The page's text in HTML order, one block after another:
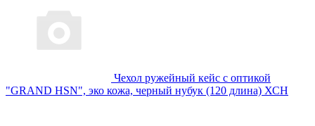
Чехол ружейный кейс с оптикой
"GRAND HSN", эко кожа, черный нубук (120 длина) ХСН